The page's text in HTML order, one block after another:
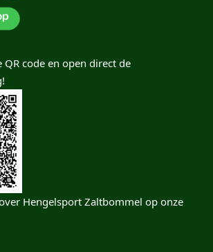
QR code en open direct de
Hengelsport Zaltbommel op onze